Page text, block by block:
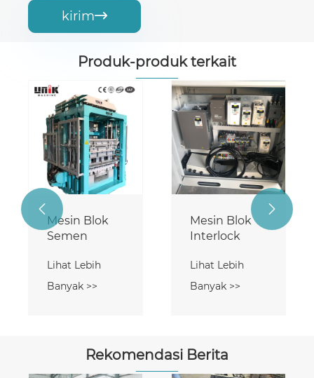
kirim
Produk-produk terkait
Mesin Blok
Semen
Lihat Lebih
Banyak >>
Mesin Blok
Interlock
Lihat Lebih
Banyak >>
 
Rekomendasi Berita